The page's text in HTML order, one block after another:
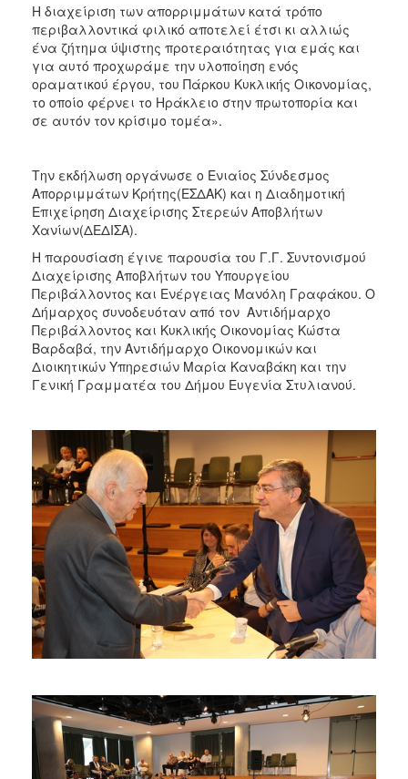
Η διαχείριση των απορριμμάτων κατά τρόπο
περιβαλλοντικά φιλικό αποτελεί έτσι κι αλλιώς
ένα ζήτημα ύψιστης προτεραιότητας για εμάς και
για αυτό προχωράμε την υλοποίηση ενός
οραματικού έργου, του Πάρκου Κυκλικής Οικονομίας,
το οποίο φέρνει το Ηράκλειο στην πρωτοπορία και
σε αυτόν τον κρίσιμο τομέα».
Την εκδήλωση οργάνωσε ο Ενιαίος Σύνδεσμος
Απορριμμάτων Κρήτης(ΕΣΔΑΚ) και η Διαδημοτική
Επιχείρηση Διαχείρισης Στερεών Αποβλήτων
Χανίων(ΔΕΔΙΣΑ).
Η παρουσίαση έγινε παρουσία του Γ.Γ. Συντονισμού
Διαχείρισης Αποβλήτων του Υπουργείου
Περιβάλλοντος και Ενέργειας Μανόλη Γραφάκου. Ο
Δήμαρχος συνοδευόταν από τον Αντιδήμαρχο
Περιβάλλοντος και Κυκλικής Οικονομίας Κώστα
Βαρδαβά, την Αντιδήμαρχο Οικονομικών και
Διοικητικών Υπηρεσιών Μαρία Καναβάκη και την
Γενική Γραμματέα του Δήμου Ευγενία Στυλιανού.